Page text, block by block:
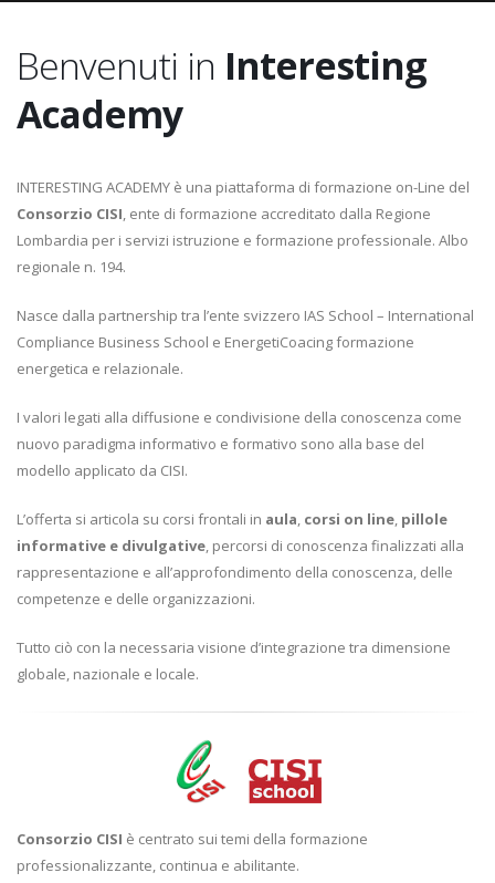
Benvenuti in Interesting
Academy
INTERESTING ACADEMY è una piattaforma di formazione on-Line del
Consorzio CISI, ente di formazione accreditato dalla Regione
Lombardia per i servizi istruzione e formazione professionale. Albo
regionale n. 194.
Nasce dalla partnership tra l’ente svizzero IAS School – International
Compliance Business School e EnergetiCoacing formazione
energetica e relazionale.
I valori legati alla diffusione e condivisione della conoscenza come
nuovo paradigma informativo e formativo sono alla base del
modello applicato da CISI.
L’offerta si articola su corsi frontali in aula, corsi on line, pillole
informative e divulgative, percorsi di conoscenza finalizzati alla
rappresentazione e all’approfondimento della conoscenza, delle
competenze e delle organizzazioni.
Tutto ciò con la necessaria visione d’integrazione tra dimensione
globale, nazionale e locale.
Consorzio CISI è centrato sui temi della formazione
professionalizzante, continua e abilitante.